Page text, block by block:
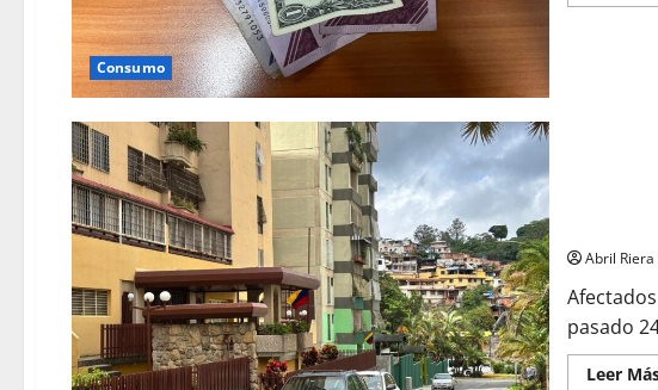
Consumo
Abril Riera
pasado
Leer